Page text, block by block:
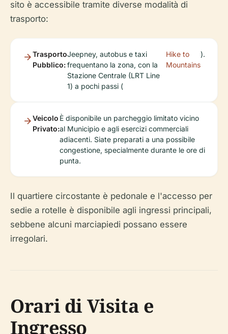
sito è accessibile tramite diverse modalità di
trasporto:
Trasporto
Pubblico:
Jeepney, autobus e taxi
frequentano la zona, con la
Stazione Centrale (LRT Line
1) a pochi passi (
Hike to
Mountains
).
Veicolo
Privato:
È disponibile un parcheggio limitato vicino
al Municipio e agli esercizi commerciali
adiacenti. Siate preparati a una possibile
congestione, specialmente durante le ore di
punta.
Il quartiere circostante è pedonale e l'accesso per
sedie a rotelle è disponibile agli ingressi principali,
sebbene alcuni marciapiedi possano essere
irregolari.
Orari di Visita e
Ingresso